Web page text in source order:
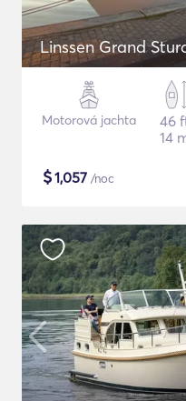
Linssen Grand
Motorová jachta
46
14
$1,057 /noc